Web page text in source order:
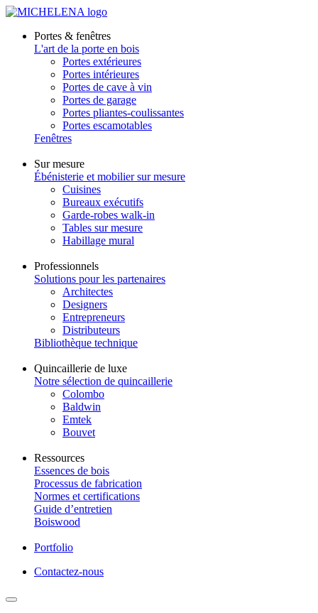
Portes & fenêtres
L'art de la porte en bois
Portes extérieures
Portes intérieures
Portes de cave à vin
Portes de garage
Portes pliantes-coulissantes
Portes escamotables
Fenêtres
Sur mesure
Ébénisterie et mobilier sur mesure
Cuisines
Bureaux exécutifs
Garde-robes walk-in
Tables sur mesure
Habillage mural
Professionnels
Solutions pour les partenaires
Architectes
Designers
Entrepreneurs
Distributeurs
Bibliothèque technique
Quincaillerie de luxe
Notre sélection de quincaillerie
Colombo
Baldwin
Emtek
Bouvet
Ressources
Essences de bois
Processus de fabrication
Normes et certifications
Guide d’entretien
Boiswood
Portfolio
Contactez-nous